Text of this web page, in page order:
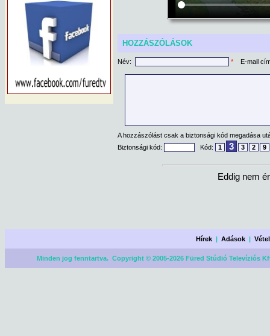
HOZZÁSZÓLÁSOK
Név: * E-mail
A hozzászólást csak a biztonsági kód megadása
Biztonsági kód:
Kód: 1 3 3 2 9
Eddig nem
Hírek |Adások |
Minden jog fenntartva. Copyright © 2005-2026 Füred Stúdió Televíziós